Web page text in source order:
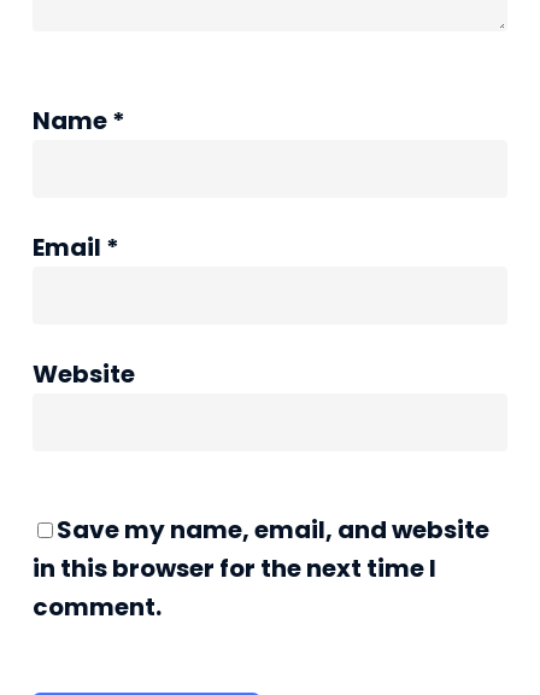
Name*
Email *
Website
Save my name, email, and website
in this browser for the next time I
comment.